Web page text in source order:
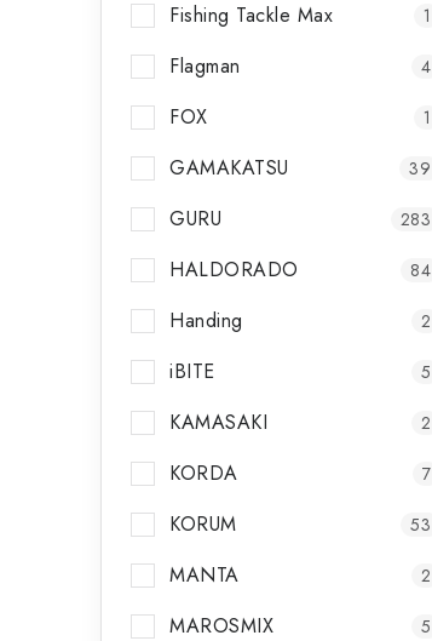
Fishing Tackle Max 1
Flagman 4
FOX 1
GAMAKATSU 39
GURU 283
HALDORADO 84
Handing 2
iBITE 5
KAMASAKI 2
KORDA 7
KORUM 53
MANTA 2
MAROSMIX 5